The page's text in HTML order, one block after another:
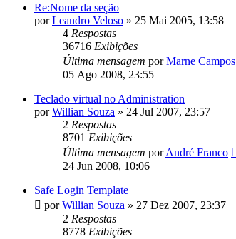
Re:Nome da seção
porLeandro Veloso » 25 Mai 2005, 13:58
4 Respostas
36716 Exibições
Última mensagem porMarne Campos
05 Ago 2008, 23:55
Teclado virtual no Administration
porWillian Souza » 24 Jul 2007, 23:57
2 Respostas
8701 Exibições
Última mensagem porAndré Franco
24 Jun 2008, 10:06
Safe Login Template
porWillian Souza » 27 Dez 2007, 23:37
2 Respostas
8778 Exibições